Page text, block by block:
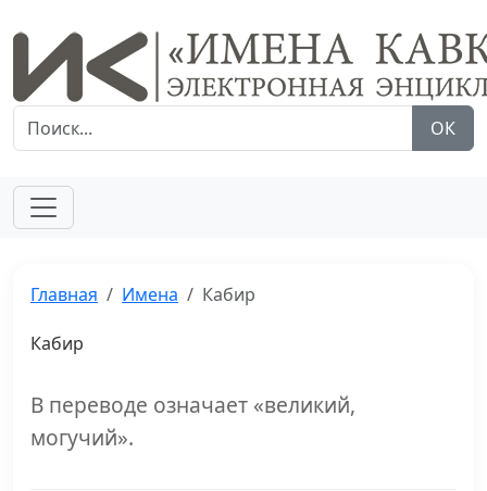
ОК
Главная Имена Кабир
Кабир
В переводе означает «великий,
могучий».